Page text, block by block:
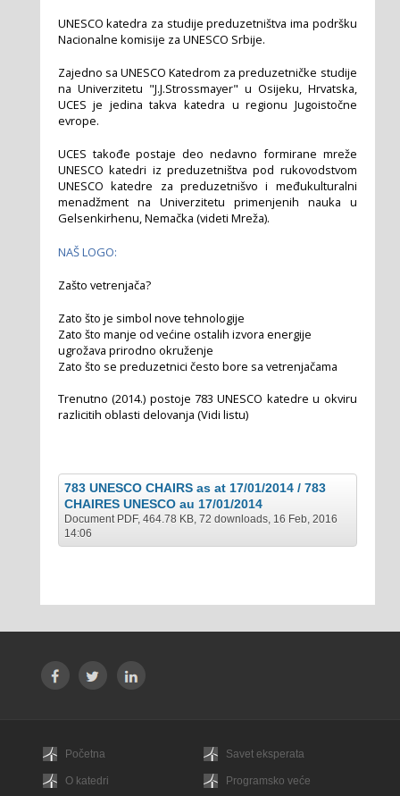
UNESCO katedra za studije preduzetništva ima podršku
Nacionalne komisije za UNESCO Srbije.
Zajedno sa UNESCO Katedrom za preduzetničke studije
na Univerzitetu "J.J.Strossmayer" u Osijeku, Hrvatska,
UCES je jedina takva katedra u regionu Jugoistočne
evrope.
UCES takođe postaje deo nedavno formirane mreže
UNESCO katedri iz preduzetništva pod rukovodstvom
UNESCO katedre za preduzetnišvo i međukulturalni
menadžment na Univerzitetu primenjenih nauka u
Gelsenkirhenu, Nemačka (videti Mreža).
NAŠ LOGO:
Zašto vetrenjača?
Zato što je simbol nove tehnologije
Zato što manje od većine ostalih izvora energije
ugrožava prirodno okruženje
Zato što se preduzetnici često bore sa vetrenjačama
Trenutno (2014.) postoje 783 UNESCO katedre u okviru
razlicitih oblasti delovanja (Vidi listu)
783 UNESCO CHAIRS as at 17/01/2014 / 783
CHAIRES UNESCO au 17/01/2014
Document PDF, 464.78 KB, 72 downloads, 16 Feb, 2016
14:06
Početna
O katedri
Savet eksperata
Programsko veće